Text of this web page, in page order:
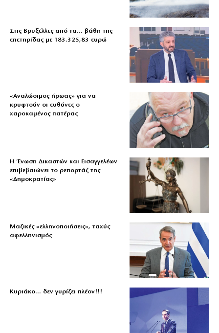
Στις Βρυξέλλες από τα… βάθη της
επετηρίδας με 183.325,83 ευρώ
«Aναλώσιμος ήρωας» για να
κρυφτούν οι ευθύνες ο
χαροκαμένος πατέρας
Η Ένωση Δικαστών και Εισαγγελέων
επιβεβαιώνει το ρεπορτάζ της
«Δημοκρατίας»
Μαζικές «ελληνοποιήσεις», ταχύς
αφελληνισμός
Κυριάκο… δεν γυρίζει πλέον!!!